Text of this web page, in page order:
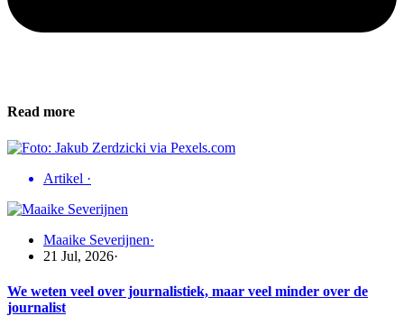
Read more
Artikel ·
Maaike Severijnen·
21 Jul, 2026·
We weten veel over journalistiek, maar veel minder over de
journalist